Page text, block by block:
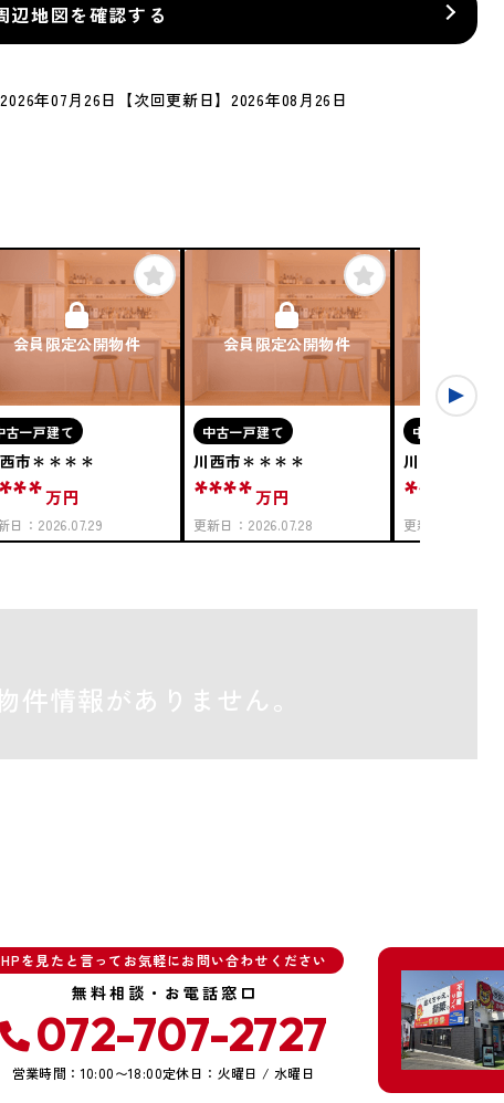
辺地図を確認する
年07月26日 【次回更新日】2026年08月26日
会員限定公開物件
古一戸建て
市＊＊＊＊
万円
日： 2026.07.29
会員限定公開物件
中古一戸建て
川西市＊＊＊＊
****万円
更新日： 2026.07.28
中古一戸建て
川西市＊＊＊＊
****
更新日：
件情報がありません。
HPを見たと言ってお気軽にお問い合わせください
無料相談・お電話窓口
072-707-2727
営業時間：10:00〜18:00定休日：火曜日 / 水曜日